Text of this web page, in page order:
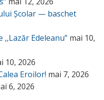
Școlar — baschet
Edeleanu” mai 10,
10, 2026
Eroilor! mai 7, 2026
6, 2026